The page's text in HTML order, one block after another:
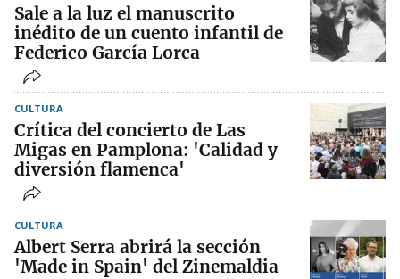
Sale a la luz el manuscrito
inédito de un cuento infantil de
Federico García Lorca
CULTURA
Crítica del concierto de Las
Migas en Pamplona: 'Calidad y
diversión flamenca'
CULTURA
Albert Serra abrirá la sección
'Made in Spain' del Zinemaldia